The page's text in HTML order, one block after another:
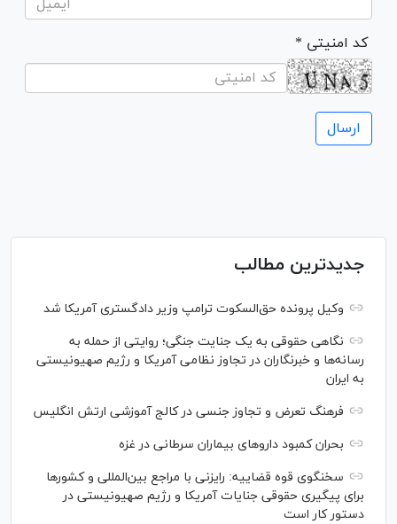
* کد امنیتی
جدیدترین مطالب
وکیل پرونده حق‌السکوت ترامپ وزیر دادگستری آمریکا شد
نگاهی حقوقی به یک جنایت جنگی؛ روایتی از حمله به
رسانه‌ها و خبرنگاران در تجاوز نظامی آمریکا و رژیم صهیونیستی
به ایران
فرهنگ تعرض و تجاوز جنسی در کالج آموزشی ارتش انگلیس
بحران کمبود دارو‌های بیماران سرطانی در غزه
سخنگوی قوه قضاییه: رایزنی‌ با مراجع بین‌المللی و کشور‌ها
برای پیگیری حقوقی جنایات آمریکا و رژیم صهیونیستی در
دستور کار است